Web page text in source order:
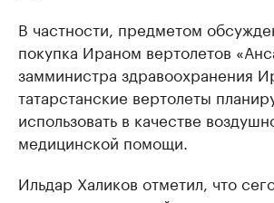
В частности, предметом
покупка Ираном вертолетов
замминистра здравоохранения
татарстанские вертолеты
использовать в качестве
медицинской помощи.
Ильдар Халиков отметил, что